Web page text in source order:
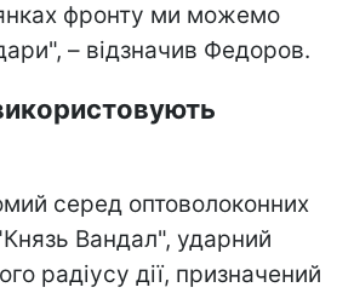
фронту ми можемо
– відзначив Федоров.
серед оптоволоконних
Вандал", ударний
радіусу дії, призначений